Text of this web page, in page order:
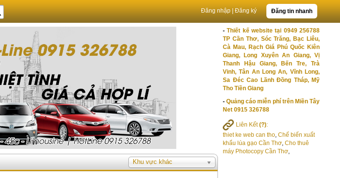
Đăng tin nhanh
Đăng nhập Đăng ký
-Thiết kế website tại 0949 256788
TP Cần Thơ, Sóc Trăng, Bạc Liêu,
Cà Mau, Rạch Giá Phú Quốc Kiên
Giang, Long Xuyên An Giang, Vị
Thanh Hậu Giang, Bến Tre, Trà
Vinh, Tân An Long An, Vĩnh Long,
Sa Đéc Cao Lãnh Đồng Tháp, Mỹ
Tho Tiền Giang
-Quảng cáo miễn phí trên Miền Tây
Net 0915 326788
Liên Kết(?):
thiet ke web can tho, Chế biến xuất
khẩu lúa gạo Cần Thơ, Cho thuê
máy Photocopy Cần Thơ,
Khu vực khác